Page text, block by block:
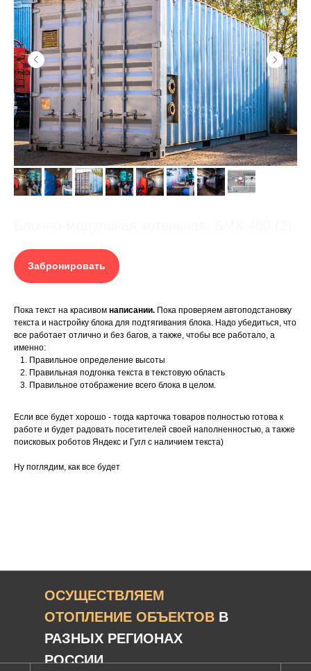
Забронировать
Пока текст на красивом написании. Пока проверяем автоподстановку
текста и настройку блока для подтягивания блока. Надо убедиться, что
все работает отлично и без багов, а также, чтобы все работало, а
именно:
Правильное определение высоты
Правильная подгонка текста в текстовую область
Правильное отображение всего блока в целом.
Если все будет хорошо - тогда карточка товаров полностью готова к
работе и будет радовать посетителей своей наполненностью, а также
поисковых роботов Яндекс и Гугл с наличием текста)
Ну поглядим, как все будет
ОСУЩЕСТВЛЯЕМ
ОТОПЛЕНИЕ ОБЪЕКТОВ В
РАЗНЫХ РЕГИОНАХ
РОССИИ